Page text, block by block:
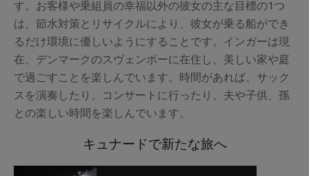
す。お客様や乗組員の幸福以外の彼女の主な目標の1つ
は、節水対策とリサイクルにより、彼女が乗る船ができ
るだけ環境に優しいようにすることです。インガーは現
在、デンマークのスヴェンボーに在住し、美しい家や庭
で過ごすことを楽しんでいます。時間があれば、サック
スを演奏したり、コンサートに行ったり、夫や子供、孫
との楽しい時間を楽しんでいます。
キュナードで新たな旅へ